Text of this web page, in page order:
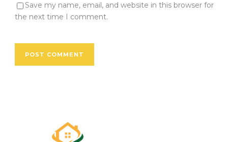
Save my name, email, and website in this browser for
the next time I comment.